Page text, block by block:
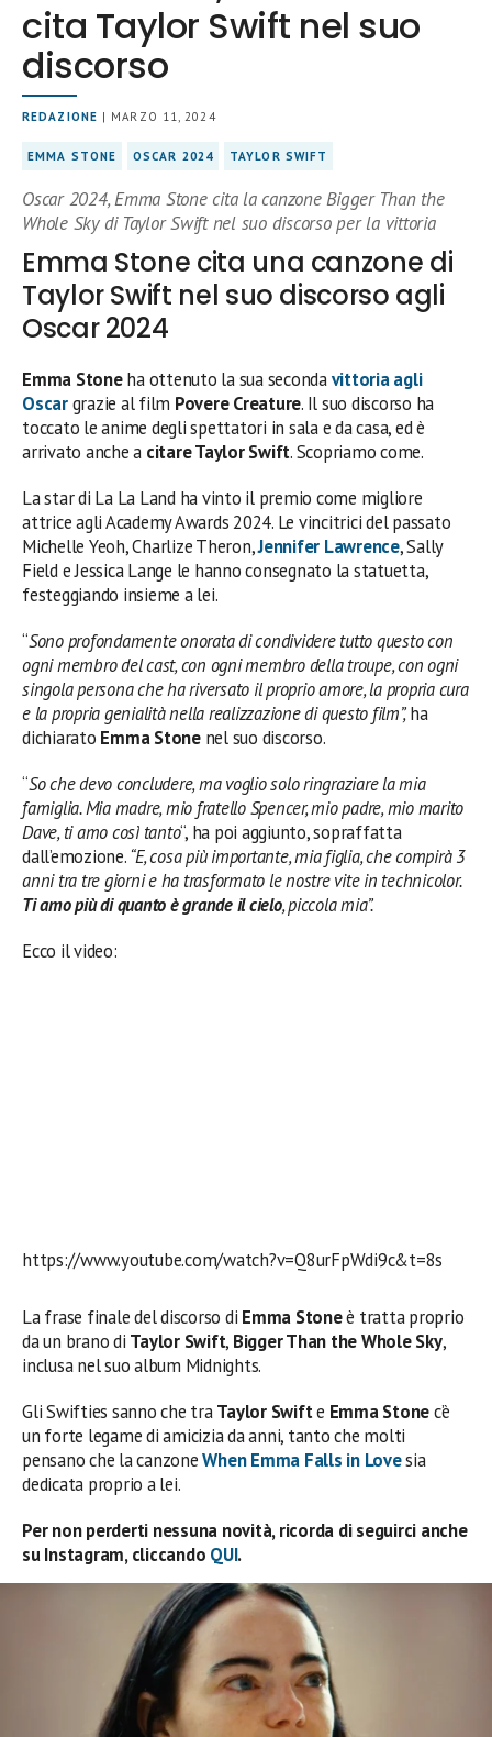
cita Taylor Swift nel suo
discorso
REDAZIONE | MARZO 11, 2024
EMMA STONE OSCAR 2024 TAYLOR SWIFT
Oscar 2024, Emma Stone cita la canzone Bigger Than the
Whole Sky di Taylor Swift nel suo discorso per la vittoria
Emma Stone cita una canzone di
Taylor Swift nel suo discorso agli
Oscar 2024
Emma Stoneha ottenuto la sua secondavittoria agli
Oscargrazie al film Povere Creature. Il suo discorso ha
toccato le anime degli spettatori in sala e da casa, ed è
arrivato anche a citare Taylor Swift. Scopriamo come.
La star di La La Land ha vinto il premio come migliore
attrice agli Academy Awards 2024. Le vincitrici del passato
Michelle Yeoh, Charlize Theron,Jennifer Lawrence, Sally
Field e Jessica Lange le hanno consegnato la statuetta,
festeggiando insieme a lei.
“Sono profondamente onorata di condividere tutto questo con
ogni membro del cast, con ogni membro della troupe, con ogni
singola persona che ha riversato il proprio amore, la propria cura
e la propria genialità nella realizzazione di questo film”,ha
dichiarato Emma Stonenel suo discorso.
“So che devo concludere, ma voglio solo ringraziare la mia
famiglia. Mia madre, mio fratello Spencer, mio padre, mio marito
Dave, ti amo così tanto“, ha poi aggiunto, sopraffatta
dall’emozione.“E, cosa più importante, mia figlia, che compirà 3
anni tra tre giorni e ha trasformato le nostre vite in technicolor.
Ti amo più di quanto è grande il cielo, piccola mia”.
Ecco il video:
https://www.youtube.com/watch?v=Q8urFpWdi9c&t=8s
La frase finale del discorso di Emma Stoneè tratta proprio
da un brano di Taylor Swift, Bigger Than the Whole Sky,
inclusa nel suo album Midnights.
Gli Swifties sanno che traTaylor Swifte Emma Stonec’è
un forte legame di amicizia da anni, tanto che molti
pensano che la canzoneWhen Emma Falls in Lovesia
dedicata proprio a lei.
Per non perderti nessuna novità, ricorda di seguirci anche
su Instagram, cliccando QUI.